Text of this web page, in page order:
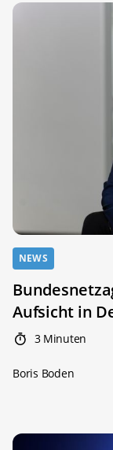
NEWS
Aufsicht in
3 Minuten
Boris Boden